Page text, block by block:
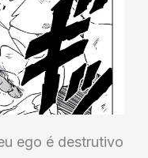
ego é destrutivo